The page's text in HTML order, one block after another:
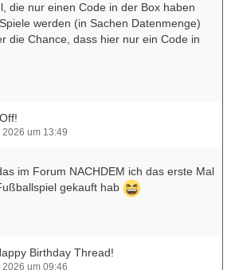
die nur einen Code in der Box haben
werden (in Sachen Datenmenge)
die Chance, dass hier nur ein Code in
2026 um 13:49
im Forum NACHDEM ich das erste Mal
gekauft hab
Birthday Thread!
2026 um 09:46